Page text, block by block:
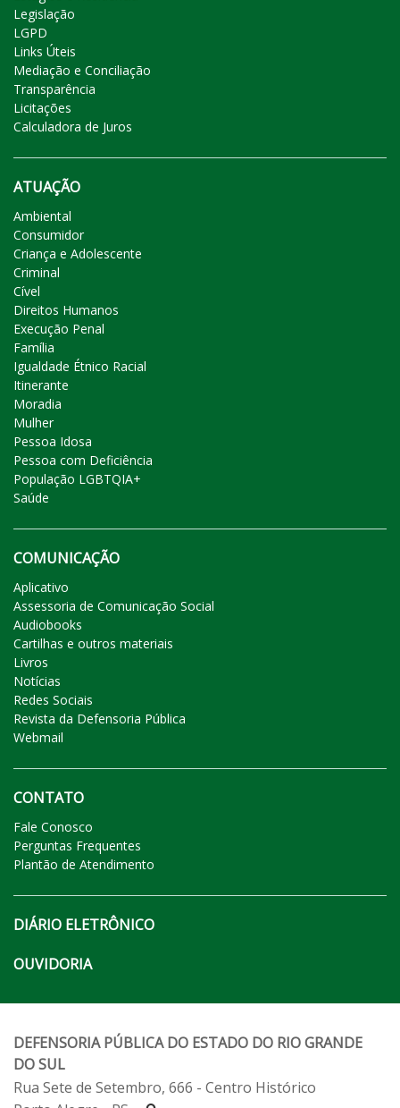
Legislação
LGPD
Links Úteis
Mediação e Conciliação
Transparência
Licitações
Calculadora de Juros
ATUAÇÃO
Ambiental
Consumidor
Criança e Adolescente
Criminal
Cível
Direitos Humanos
Execução Penal
Família
Igualdade Étnico Racial
Itinerante
Moradia
Mulher
Pessoa Idosa
Pessoa com Deficiência
População LGBTQIA+
Saúde
COMUNICAÇÃO
Aplicativo
Assessoria de Comunicação Social
Audiobooks
Cartilhas e outros materiais
Livros
Notícias
Redes Sociais
Revista da Defensoria Pública
Webmail
CONTATO
Fale Conosco
Perguntas Frequentes
Plantão de Atendimento
DIÁRIO ELETRÔNICO
OUVIDORIA
DEFENSORIA PÚBLICA DO ESTADO DO RIO GRANDE
DO SUL
Rua Sete de Setembro, 666 - Centro Histórico